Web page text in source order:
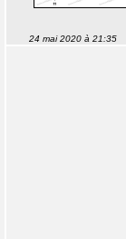
24 mai 2020 à 21:35